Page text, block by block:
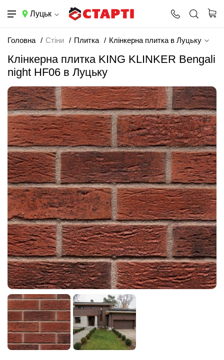
Луцьк
Головна Стіни Плитка Клінкерна плитка в Луцьку
Клінкерна плитка KING KLINKER Bengali
night HF06 в Луцьку